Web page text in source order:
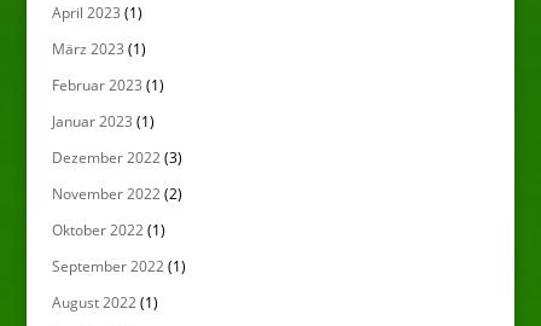
April 2023 (1)
März 2023 (1)
Februar 2023 (1)
Januar 2023 (1)
Dezember 2022(3)
November 2022(2)
Oktober 2022(1)
September 2022(1)
August 2022(1)